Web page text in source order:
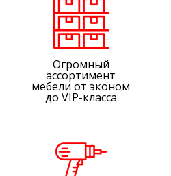
Огромный
ассортимент
мебели от эконом
до VIP-класса